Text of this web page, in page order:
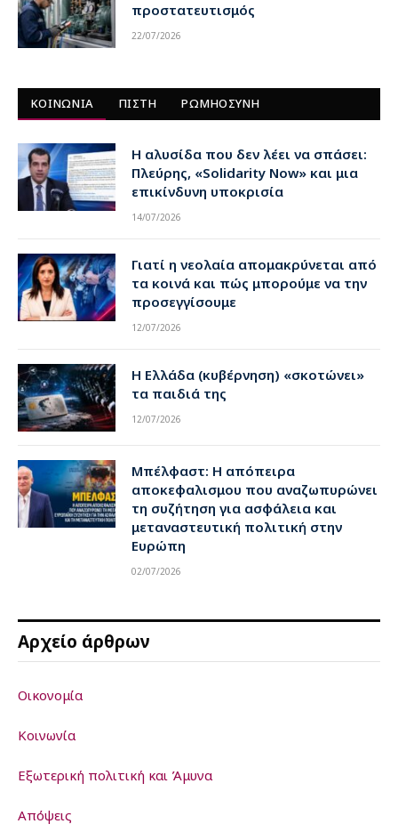
προστατευτισμός
22/07/2026
ΚΟΙΝΩΝΙΑ ΠΙΣΤΗ ΡΩΜΗΟΣΥΝΗ
Η αλυσίδα που δεν λέει να σπάσει:
Πλεύρης, «Solidarity Now» και μια
επικίνδυνη υποκρισία
14/07/2026
Γιατί η νεολαία απομακρύνεται από
τα κοινά και πώς μπορούμε να την
προσεγγίσουμε
12/07/2026
Η Ελλάδα (κυβέρνηση) «σκοτώνει»
τα παιδιά της
12/07/2026
Μπέλφαστ: Η απόπειρα
αποκεφαλισμου που αναζωπυρώνει
τη συζήτηση για ασφάλεια και
μεταναστευτική πολιτική στην
Ευρώπη
02/07/2026
Αρχείο άρθρων
Οικονομία
Κοινωνία
Εξωτερική πολιτική και Άμυνα
Απόψεις